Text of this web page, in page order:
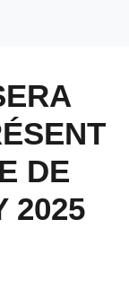
DE
2025